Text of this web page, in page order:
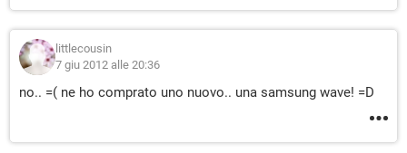
littlecousin
7 giu 2012 alle 20:36
no.. =( ne ho comprato uno nuovo.. una samsung wave! =D